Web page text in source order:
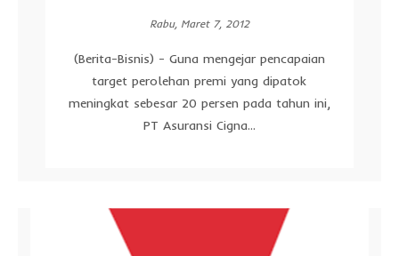
Rabu, Maret 7, 2012
(Berita-Bisnis) - Guna mengejar pencapaian
target perolehan premi yang dipatok
meningkat sebesar 20 persen pada tahun ini,
PT Asuransi Cigna...